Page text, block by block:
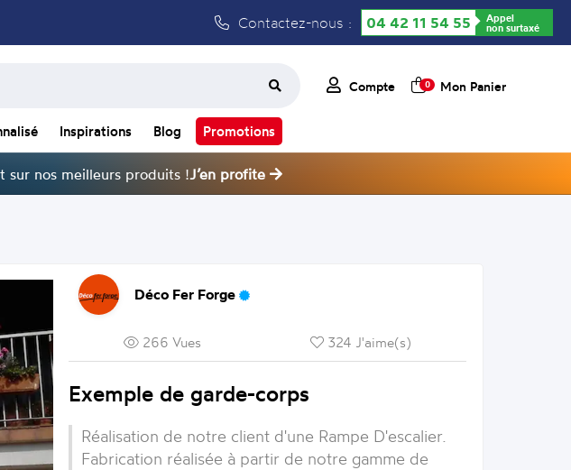
Contactez-nous : 04 42 11 54 55 Appel
non surtaxé
Compte 0 Mon Panier
Inspirations Blog Promotions
sur nos meilleurs produits !J’en profite
Déco Fer Forge
266 Vues 324 J'aime(s)
Exemple de garde-corps
Réalisation de notre client d'une Rampe D'escalier.
Fabrication réalisée à partir de notre gamme de